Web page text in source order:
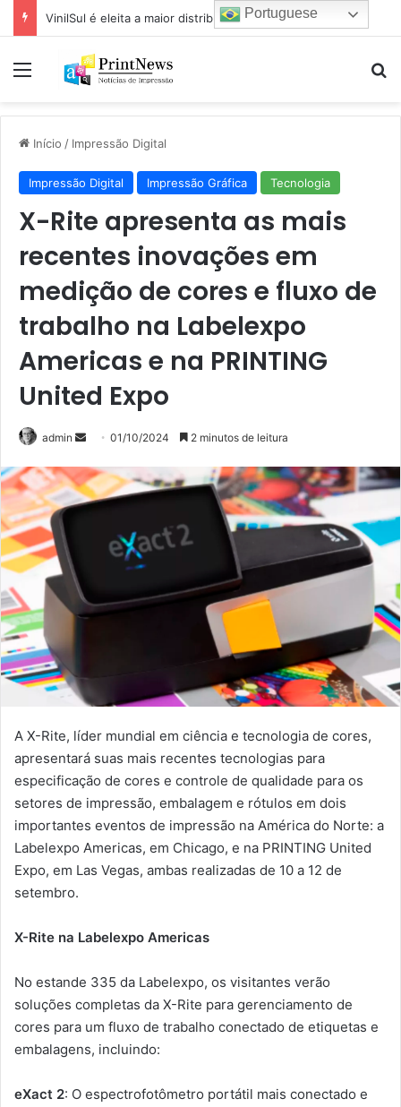
Menu
Início / Impressão Digital
Impressão Digital Impressão Gráfica Tecnologia
X-Rite apresenta as mais
recentes inovações em
medição de cores e fluxo de
trabalho na Labelexpo
Americas e na PRINTING
United Expo
admin
Mande
e-
mail
01/10/2024 2 minutos de leitura
A X-Rite, líder mundial em ciência e tecnologia de cores,
apresentará suas mais recentes tecnologias para
especificação de cores e controle de qualidade para os
setores de impressão, embalagem e rótulos em dois
importantes eventos de impressão na América do Norte: a
Labelexpo Americas, em Chicago, e na PRINTING United
Expo, em Las Vegas, ambas realizadas de 10 a 12 de
setembro.
X-Rite na Labelexpo Americas
No estande 335 da Labelexpo, os visitantes verão
soluções completas da X-Rite para gerenciamento de
cores para um fluxo de trabalho conectado de etiquetas e
embalagens, incluindo:
eXact 2: O espectrofotômetro portátil mais conectado e
Portuguese